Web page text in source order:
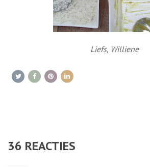
Liefs, Williene
36 REACTIES